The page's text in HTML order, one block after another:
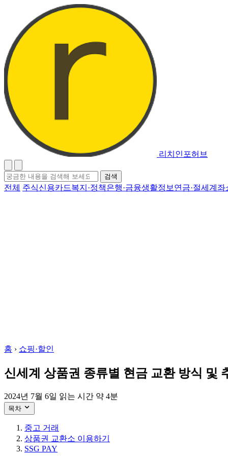
리치인포허브
검
색
검색
전체 주식신용카드복지·정책은행·금융생활정보 연금·절세계좌
홈 › 쇼핑·할인
신세계 상품권 종류별 현금 교환 방식 및
2024년 7월 6일 읽는 시간 약 4분
목차
중고 거래
상품권 교환소 이용하기
SSG PAY